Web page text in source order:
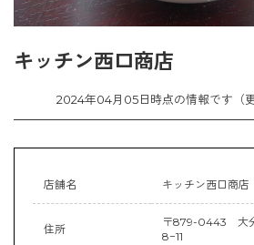
キッチン西口商店
2024年04月05日時点の情報です（
店舗名 キッチン西口商店
住所
〒879-0443 大
8−11